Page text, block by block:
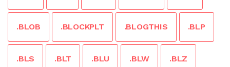
.BLOB .BLOCKPLT .BLOGTHIS .BLP
.BLS .BLT .BLU .BLW .BLZ